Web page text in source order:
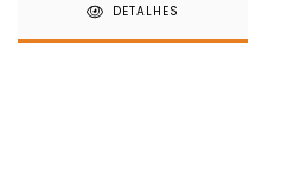
DETALHES